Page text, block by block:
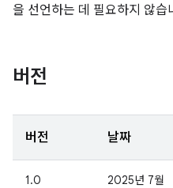
을 선언하는 데 필요하지 않습
버전
버전 날짜
1.0
2025년 7월